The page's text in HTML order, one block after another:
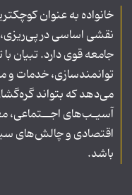
خانواده به عنوان
نقشی اساسی در
جامعه قوی دارد. تبیان
توانمندسازی، خدمات و
می‌دهد که بتواند
آسیـب‌های
اقتصادی و چالش‌های
باشد.